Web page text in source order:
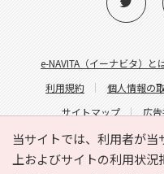
当サイトでは、利用者が
上およびサイトの利用状
e-NAVITA（イーナビタ）と
利用規約
個人情報の
サイトマップ
広
サイトの内